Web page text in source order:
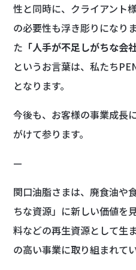
性と同時に、クライアント
の必要性も浮き彫りになり
た 「人手が不足しがちな会
というお言葉は、私たち
となります。
今後も、お客様の事業成長
がけて参ります。
—
関口油脂さまは、廃食油や
ちな資源」に新しい価値を
料などの再生資源として生
の高い事業に取り組まれて